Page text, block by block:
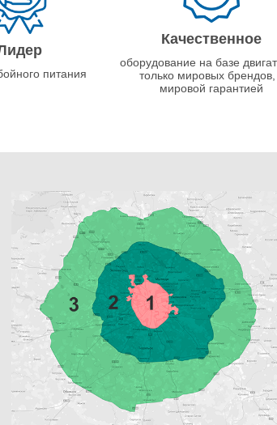
питания
Качественное
оборудование на базе
только мировых брендов,
мировой гарантией